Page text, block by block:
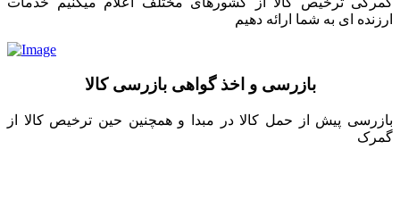
ارزنده ای به شما ارائه دهیم
بازرسی و اخذ گواهی بازرسی کالا
بازرسی پیش از حمل کالا در مبدا و همچنین حین ترخیص کالا از
گمرک